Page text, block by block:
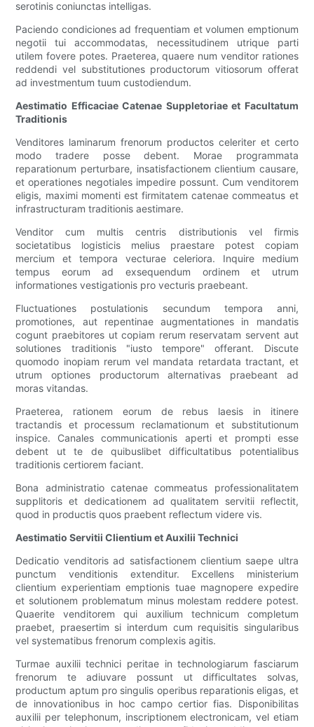
serotinis coniunctas intelligas.
Paciendo condiciones ad frequentiam et volumen emptionum
negotii tui accommodatas, necessitudinem utrique parti
utilem fovere potes. Praeterea, quaere num venditor rationes
reddendi vel substitutiones productorum vitiosorum offerat
ad investmentum tuum custodiendum.
Aestimatio Efficaciae Catenae Suppletoriae et Facultatum
Traditionis
Venditores laminarum frenorum productos celeriter et certo
modo tradere posse debent. Morae programmata
reparationum perturbare, insatisfactionem clientium causare,
et operationes negotiales impedire possunt. Cum venditorem
eligis, maximi momenti est firmitatem catenae commeatus et
infrastructuram traditionis aestimare.
Venditor cum multis centris distributionis vel firmis
societatibus logisticis melius praestare potest copiam
mercium et tempora vecturae celeriora. Inquire medium
tempus eorum ad exsequendum ordinem et utrum
informationes vestigationis pro vecturis praebeant.
Fluctuationes postulationis secundum tempora anni,
promotiones, aut repentinae augmentationes in mandatis
cogunt praebitores ut copiam rerum reservatam servent aut
solutiones traditionis "iusto tempore" offerant. Discute
quomodo inopiam rerum vel mandata retardata tractant, et
utrum optiones productorum alternativas praebeant ad
moras vitandas.
Praeterea, rationem eorum de rebus laesis in itinere
tractandis et processum reclamationum et substitutionum
inspice. Canales communicationis aperti et prompti esse
debent ut te de quibuslibet difficultatibus potentialibus
traditionis certiorem faciant.
Bona administratio catenae commeatus professionalitatem
supplitoris et dedicationem ad qualitatem servitii reflectit,
quod in productis quos praebent reflectum videre vis.
Aestimatio Servitii Clientium et Auxilii Technici
Dedicatio venditoris ad satisfactionem clientium saepe ultra
punctum venditionis extenditur. Excellens ministerium
clientium experientiam emptionis tuae magnopere expedire
et solutionem problematum minus molestam reddere potest.
Quaerite venditorem qui auxilium technicum completum
praebet, praesertim si interdum cum requisitis singularibus
vel systematibus frenorum complexis agitis.
Turmae auxilii technici peritae in technologiarum fasciarum
frenorum te adiuvare possunt ut difficultates solvas,
productum aptum pro singulis operibus reparationis eligas, et
de innovationibus in hoc campo certior fias. Disponibilitas
auxilii per telephonum, inscriptionem electronicam, vel etiam